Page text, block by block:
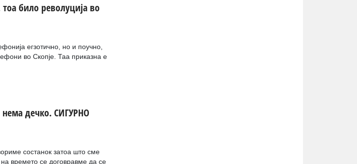
било револуција во
егзотично, но и поучно,
во Скопје. Таа приказна е
дечко. СИГУРНО
состанок затоа што сме
времето се договравме да се